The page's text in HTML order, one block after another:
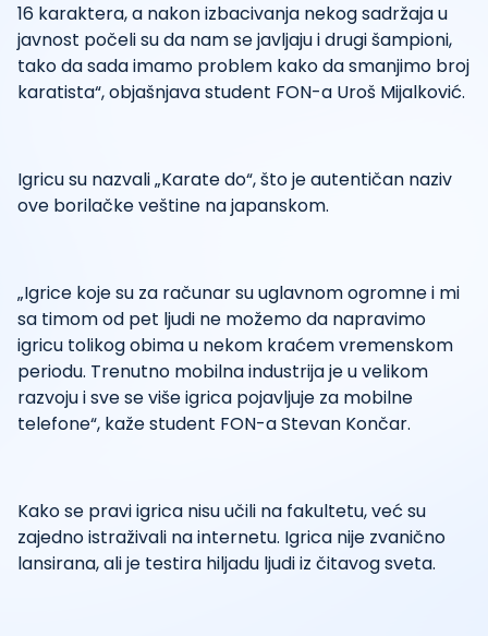
16 karaktera, a nakon izbacivanja nekog sadržaja u
javnost počeli su da nam se javljaju i drugi šampioni,
tako da sada imamo problem kako da smanjimo broj
karatista“, objašnjava student FON-a Uroš Mijalković.
Igricu su nazvali „Karate do“, što je autentičan naziv
ove borilačke veštine na japanskom.
„Igrice koje su za računar su uglavnom ogromne i mi
sa timom od pet ljudi ne možemo da napravimo
igricu tolikog obima u nekom kraćem vremenskom
periodu. Trenutno mobilna industrija je u velikom
razvoju i sve se više igrica pojavljuje za mobilne
telefone“, kaže student FON-a Stevan Končar.
Kako se pravi igrica nisu učili na fakultetu, već su
zajedno istraživali na internetu. Igrica nije zvanično
lansirana, ali je testira hiljadu ljudi iz čitavog sveta.